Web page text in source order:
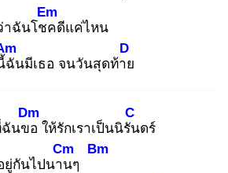
าฉันโชค
Em
ดีแค่ไหน
ฉันมีเธอ จนวันสุดท้าย
D
ฉันขอ
Dm
ให้รักเราเป็นนิรัน
C
ดร์
ยู่กันไปนาน
Cm
ๆ
Bm